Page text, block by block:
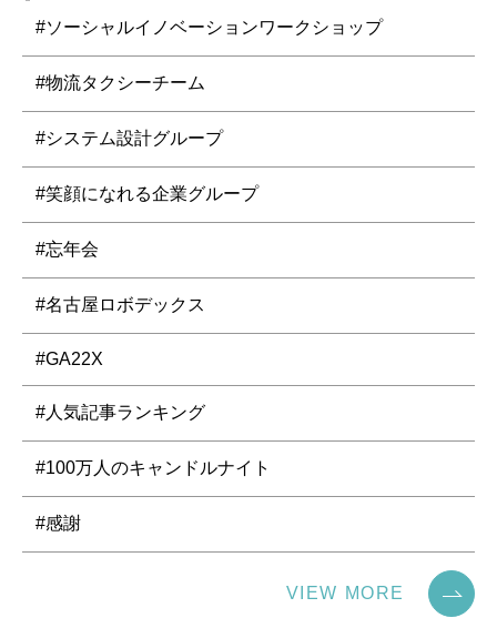
#ソーシャルイノベーションワークショップ
#物流タクシーチーム
#システム設計グループ
#笑顔になれる企業グループ
#忘年会
#名古屋ロボデックス
#GA22X
#人気記事ランキング
#100万人のキャンドルナイト
#感謝
VIEW MORE